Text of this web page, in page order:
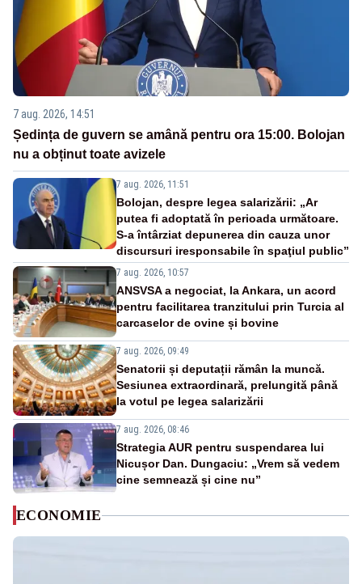
7 aug. 2026, 14:51
Ședința de guvern se amână pentru ora 15:00. Bolojan
nu a obținut toate avizele
7 aug. 2026, 11:51
Bolojan, despre legea salarizării: „Ar
putea fi adoptată în perioada următoare.
S-a întârziat depunerea din cauza unor
discursuri iresponsabile în spaţiul public”
7 aug. 2026, 10:57
ANSVSA a negociat, la Ankara, un acord
pentru facilitarea tranzitului prin Turcia al
carcaselor de ovine și bovine
7 aug. 2026, 09:49
Senatorii și deputații rămân la muncă.
Sesiunea extraordinară, prelungită până
la votul pe legea salarizării
7 aug. 2026, 08:46
Strategia AUR pentru suspendarea lui
Nicușor Dan. Dungaciu: „Vrem să vedem
cine semnează și cine nu”
ECONOMIE